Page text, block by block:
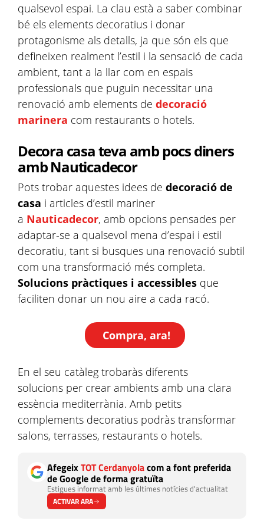
qualsevol espai. La clau està a saber combinar
bé els elements decoratius i donar
protagonisme als detalls, ja que són els que
defineixen realment l’estil i la sensació de cada
ambient, tant a la llar com en espais
professionals que puguin necessitar una
renovació amb elements de decoració
marinera com restaurants o hotels.
Decora casa teva amb pocs diners
amb Nauticadecor
Pots trobar aquestes idees de decoració de
casa i articles d’estil mariner
a Nauticadecor, amb opcions pensades per
adaptar-se a qualsevol mena d’espai i estil
decoratiu, tant si busques una renovació subtil
com una transformació més completa.
Solucions pràctiques i accessibles que
faciliten donar un nou aire a cada racó.
Compra, ara!
En el seu catàleg trobaràs diferents
solucions per crear ambients amb una clara
essència mediterrània. Amb petits
complements decoratius podràs transformar
salons, terrasses, restaurants o hotels.
AfegeixTOT Cerdanyolacom a font preferida
de Google de forma gratuïta
Estigues informat amb les últimes notícies d'actualitat
ACTIVAR ARA